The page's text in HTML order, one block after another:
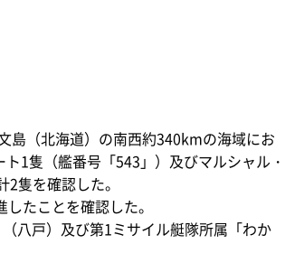
島（北海道）の南西約340kmの海域にお
1隻（艦番号「543」）及びマルシャル・
隻を確認した。
たことを確認した。
八戸）及び第1ミサイル艇隊所属「わか